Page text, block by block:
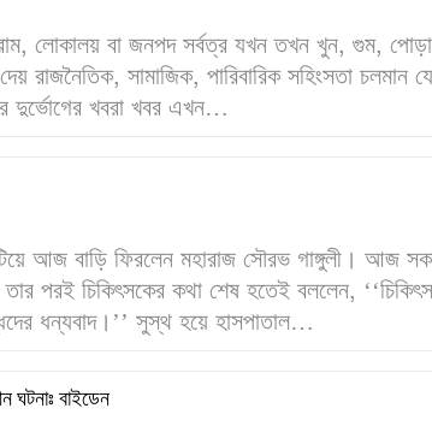
লোকালয় বা জনপদ সর্বত্র যখন তখন খুন, গুম,
রাজনৈতিক, সামাজিক, পারিবারিক সহিংসতা চলমান
দুর্ভোগের খবরা খবর এখন…
আজ বাড়ি ফিরলেন মহারাজ সৌরভ গাঙ্গুলী। আজ
পরই চিকিৎসকের কথা শেষ হতেই বললেন,
ধন্যবাদ।’’ সুস্থ হয়ে হাসপাতাল…
ঘটনাঃ বাইডেন